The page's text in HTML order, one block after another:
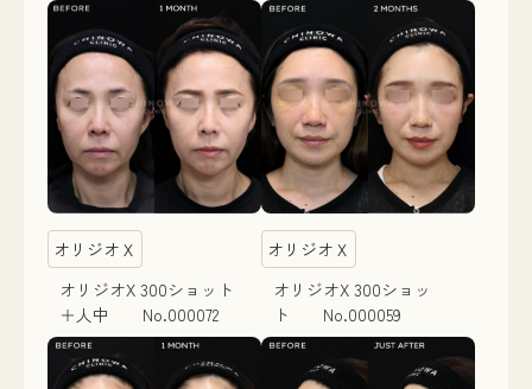
オリジオＸ
オリジオX 300ショット
＋人中 No.000072
オリジオＸ
オリジオX 300ショッ
ト No.000059